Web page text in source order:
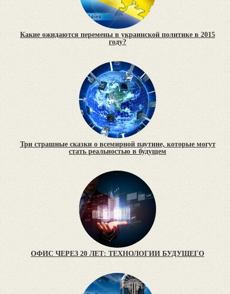
Какие ожидаются перемены в украинской политике в 2015
году?
Три страшные сказки о всемирной паутине, которые могут
стать реальностью в будущем
ОФИС ЧЕРЕЗ 20 ЛЕТ: ТЕХНОЛОГИИ БУДУЩЕГО